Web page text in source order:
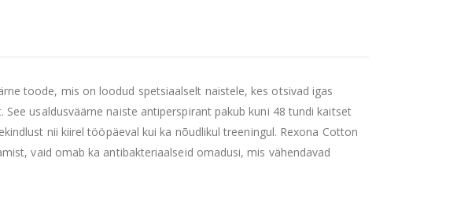
toode, mis on loodud spetsiaalselt naistele, kes otsivad igas
usaldusväärne naiste antiperspirant pakub kuni 48 tundi kaitset
nii kiirel tööpäeval kui ka nõudlikul treeningul. Rexona Cotton
vaid omab ka antibakteriaalseid omadusi, mis vähendavad